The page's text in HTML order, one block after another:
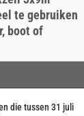
te gebruiken
boot of
die tussen 31 juli